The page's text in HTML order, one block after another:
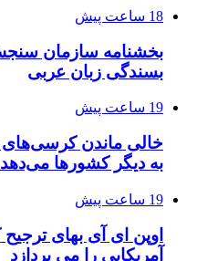
18 ساعت پیش
بخشنامه سازمان
بسندگی زبان عربی
19 ساعت پیش
خالی ماندن کرسی‌های
به دیگر کشورها می‌دهد
19 ساعت پیش
اوپن ای آی بهای
آمریکایی را می پردازد